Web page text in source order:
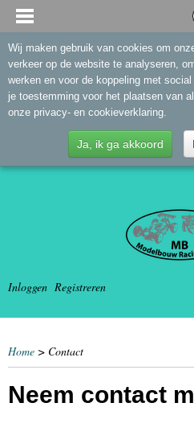
Inloggen Registreren
Home > Contact
Neem contact
Wij maken gebruik van cookies om
verkeer op de website te analyseren,
werken en voor de koppeling met
je toestemming voor het plaatsen van
onze privacy- en cookieverklaring.
Ja, ik ga akkoord